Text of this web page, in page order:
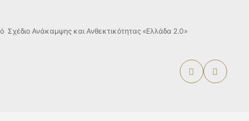
Σχέδιο Ανάκαμψης και Ανθεκτικότητας «Ελλάδα 2.0»